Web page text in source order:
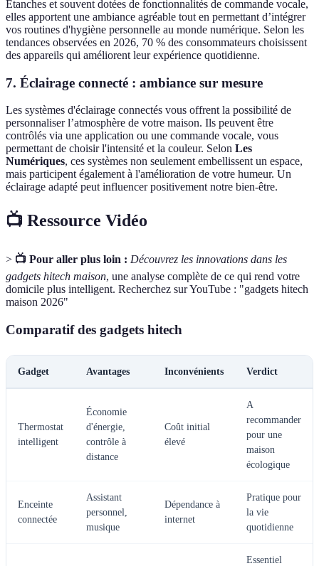
Étanches et souvent dotées de fonctionnalités de commande vocale,
elles apportent une ambiance agréable tout en permettant d’intégrer
vos routines d'hygiène personnelle au monde numérique. Selon les
tendances observées en 2026, 70 % des consommateurs choisissent
des appareils qui améliorent leur expérience quotidienne.
7. Éclairage connecté : ambiance sur mesure
Les systèmes d'éclairage connectés vous offrent la possibilité de
personnaliser l’atmosphère de votre maison. Ils peuvent être
contrôlés via une application ou une commande vocale, vous
permettant de choisir l'intensité et la couleur. Selon Les
Numériques, ces systèmes non seulement embellissent un espace,
mais participent également à l'amélioration de votre humeur. Un
éclairage adapté peut influencer positivement notre bien-être.
📺 Ressource Vidéo
> 📺 Pour aller plus loin : Découvrez les innovations dans les
gadgets hitech maison, une analyse complète de ce qui rend votre
domicile plus intelligent. Recherchez sur YouTube : "gadgets hitech
maison 2026"
Comparatif des gadgets hitech
Gadget Avantages Inconvénients Verdict
Thermostat
intelligent
Économie
d'énergie,
contrôle à
distance
Coût initial
élevé
A
recommander
pour une
maison
écologique
Enceinte
connectée
Assistant
personnel,
musique
Dépendance à
internet
Pratique pour
la vie
quotidienne
Essentiel